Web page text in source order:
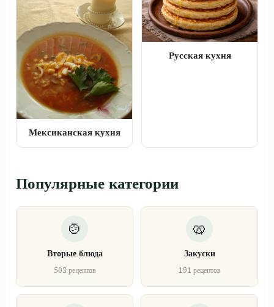
Мексиканская кухня
Русская кухня
Популярные категории
Вторые блюда
503 рецептов
Закуски
191 рецептов